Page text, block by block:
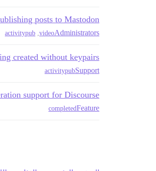
posts to Mastodon
Administrators
video
activitypub
created without keypairs
Support
activitypub
support for Discourse
Feature
completed